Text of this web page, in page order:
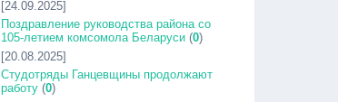
[24.09.2025]
Поздравление руководства района со
105-летием комсомола Беларуси (0)
[20.08.2025]
Студотряды Ганцевщины продолжают
работу (0)